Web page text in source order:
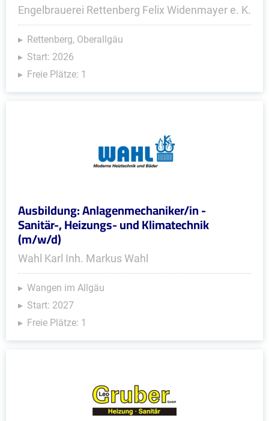
Engelbrauerei Rettenberg Felix Widenmayer e. K.
Rettenberg, Oberallgäu
Start: 2026
Freie Plätze: 1
Ausbildung: Anlagenmechaniker/in -
Sanitär-, Heizungs- und Klimatechnik
(m/w/d)
Wahl Karl Inh. Markus Wahl
Wangen im Allgäu
Start: 2027
Freie Plätze: 1